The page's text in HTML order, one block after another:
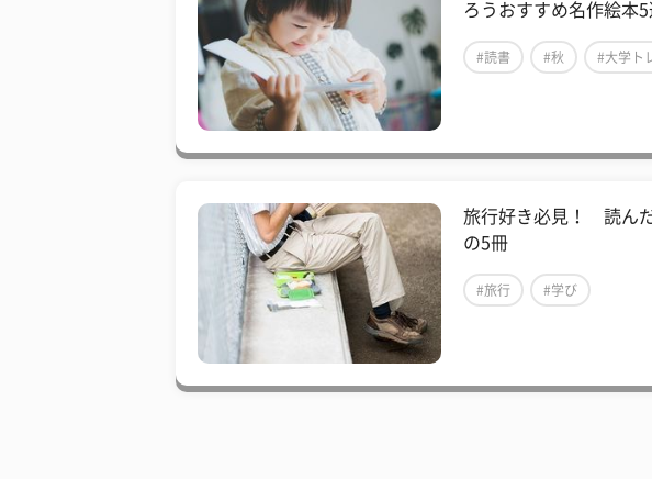
ろうおすすめ名作絵本5
#読書 #秋 #大学ト
旅行好き必見！ 読ん
の5冊
#旅行 #学び